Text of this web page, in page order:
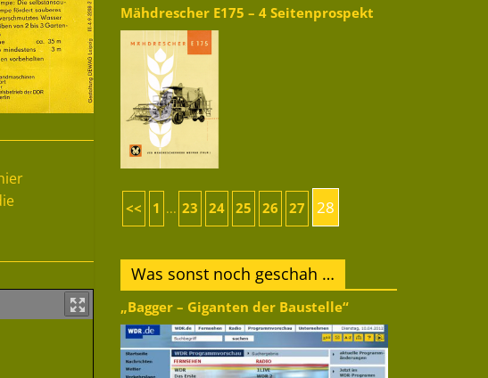
Mähdrescher E175 – 4 Seitenprospekt
<< 1 ... 23 24 25 26 27 28
Was sonst noch geschah …
„Bagger – Giganten der Baustelle“